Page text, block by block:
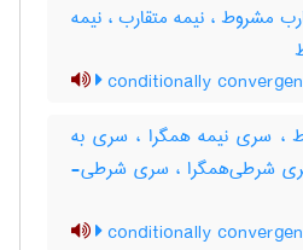
مشروط ، نیمه متقارب ، نیمه
conditionally
سری نیمه همگرا ، سری به
شرطی‌همگرا ، سری شرطی-
conditionally